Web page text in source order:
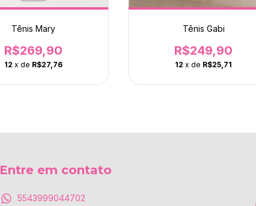
Tênis Mary
R$269,90
12 x de R$27,76
Tênis Gabi
R$249,90
12 x de R$25,71
Entre em contato
5543999044702